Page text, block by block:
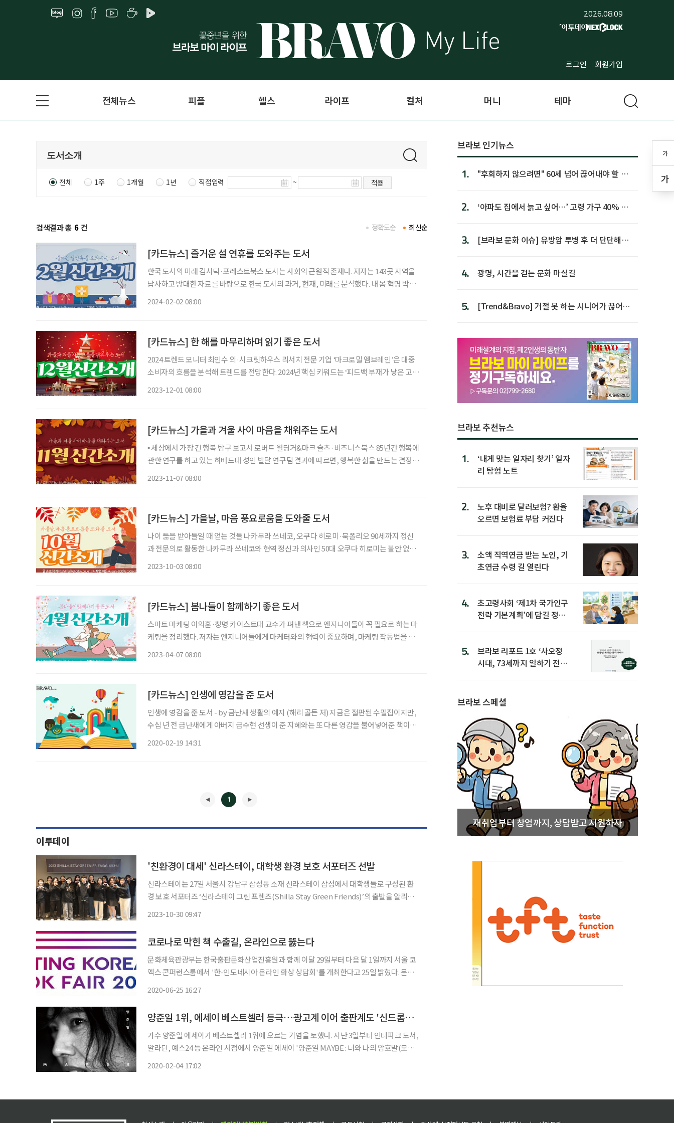
2026.08.09
로그인 회원가입
가
가
전체뉴스 피플 헬스 라이프 컬처 머니 테마
전체 1주 1개월 1년 직접입력 ~ 적용
검색결과 총 6 건 최신순
정확도순
[카드뉴스] 즐거운 설 연휴를 도와주는 도서
한국 도시의 미래 김시덕·포레스트북스 도시는 사회의 근원적 존재다. 저자는 143곳 지역을
답사하고 방대한 자료를 바탕으로 한국 도시의 과거, 현재, 미래를 분석했다. 내 몸 혁명 박용
2024-02-02 08:00
[카드뉴스] 한 해를 마무리하며 읽기 좋은 도서
2024 트렌드 모니터 최인수 외·시크릿하우스 리서치 전문 기업 ‘마크로밀 엠브레인’은 대중
소비자의 흐름을 분석해 트렌드를 전망한다. 2024년 핵심 키워드는 ‘피드백 부재가 낳은 고립
2023-12-01 08:00
[카드뉴스] 가을과 겨울 사이 마음을 채워주는 도서
▪ 세상에서 가장 긴 행복 탐구 보고서 로버트 월딩거&마크 슐츠·비즈니스북스 85년간 행복에
관한 연구를 하고 있는 하버드대 성인 발달 연구팀 결과에 따르면, 행복한 삶을 만드는 결정적
2023-11-07 08:00
[카드뉴스] 가을날, 마음 풍요로움을 도와줄 도서
나이 듦을 받아들일 때 얻는 것들 나카무라 쓰네코, 오쿠다 히로미·북폴리오 90세까지 정신
과 전문의로 활동한 나카무라 쓰네코와 현역 정신과 의사인 50대 오쿠다 히로미는 불안 없이
2023-10-03 08:00
[카드뉴스] 봄나들이 함께하기 좋은 도서
스마트 마케팅 이의훈·창명 카이스트대 교수가 펴낸 책으로 엔지니어들이 꼭 필요로 하는 마
케팅을 정리했다. 저자는 엔지니어들에게 마케터와의 협력이 중요하며, 마케팅 작동법을 알
2023-04-07 08:00
[카드뉴스] 인생에 영감을 준 도서
인생에 영감을 준 도서 - by 금난새 생활의 예지 (해리 골든 저) 지금은 절판된 수필집이지만,
수십 년 전 금난새에게 아버지 금수현 선생이 준 지혜와는 또 다른 영감을 불어넣어준 책이다.
2020-02-19 14:31
◀
1
▶
이투데이
'친환경이 대세' 신라스테이, 대학생 환경 보호 서포터즈 선발
신라스테이는 27일 서울시 강남구 삼성동 소재 신라스테이 삼성에서 대학생들로 구성된 환
경 보호 서포터즈 ‘신라스테이 그린 프렌즈(Shilla Stay Green Friends)’의 출발을 알리는
2023-10-30 09:47
코로나로 막힌 책 수출길, 온라인으로 뚫는다
문화체육관광부는 한국출판문화산업진흥원과 함께 이달 29일부터 다음 달 1일까지 서울 코
엑스 콘퍼런스룸에서 '한-인도네시아 온라인 화상 상담회'를 개최한다고 25일 밝혔다. 문체
2020-06-25 16:27
양준일 1위, 에세이 베스트셀러 등극…광고계 이어 출판계도 '신드롬급 인기'
가수 양준일 에세이가 베스트셀러 1위에 오르는 기염을 토했다. 지난 3일부터 인터파크 도서,
알라딘, 예스24 등 온라인 서점에서 양준일 에세이 '양준일 MAYBE : 너와 나의 암호말(모비
2020-02-04 17:02
브라보 인기뉴스
1.
"후회하지 않으려면" 60세 넘어 끊어내야 할 사
2.
‘아파도 집에서 늙고 싶어…’ 고령 가구 40% 노
3.
[브라보 문화 이슈] 유방암 투병 후 더 단단해진
4. 광명, 시간을 걷는 문화 마실길
5.
[Trend&Bravo] 거절 못 하는 시니어가 끊어야
브라보 추천뉴스
1.
‘내게 맞는 일자리 찾기’ 일자
리 탐험 노트
2.
노후 대비로 달러보험? 환율
오르면 보험료 부담 커진다
3.
소액 직역연금 받는 노인, 기
초연금 수령 길 열린다
4.
초고령사회 ‘제1차 국가인구
전략 기본계획’에 담길 정책
5.
브라보 리포트 1호 ‘사오정
시대, 73세까지 일하기 전략’
브라보 스페셜
재취업부터 창업까지, 상담받고 지원하자